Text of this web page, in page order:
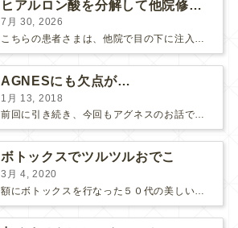
ヒアルロン酸を分解して他院修正（目の下のチンダル現象とその補正）
7月 30, 2026
こちらの患者さまは、他院で目の下に注入したヒアルロン酸がチンダル現象を起こしていたため、 ヒアルロン酸を分解する薬（ヒアルロニダーゼ）で分解してから 改めてヒアルロン酸を入れ直しました。 ...
AGNESにも欠点が…
1月 13, 2018
前回に引き続き、今回もアグネスのお話です。 AGNESはとっても良い治療である一方、 欠点もいくつかありますので、そちらもお話ししておきますね。 AGNESの欠点 1. ダウンタイム A...
ボトックスでツルツルおでこ
3月 4, 2020